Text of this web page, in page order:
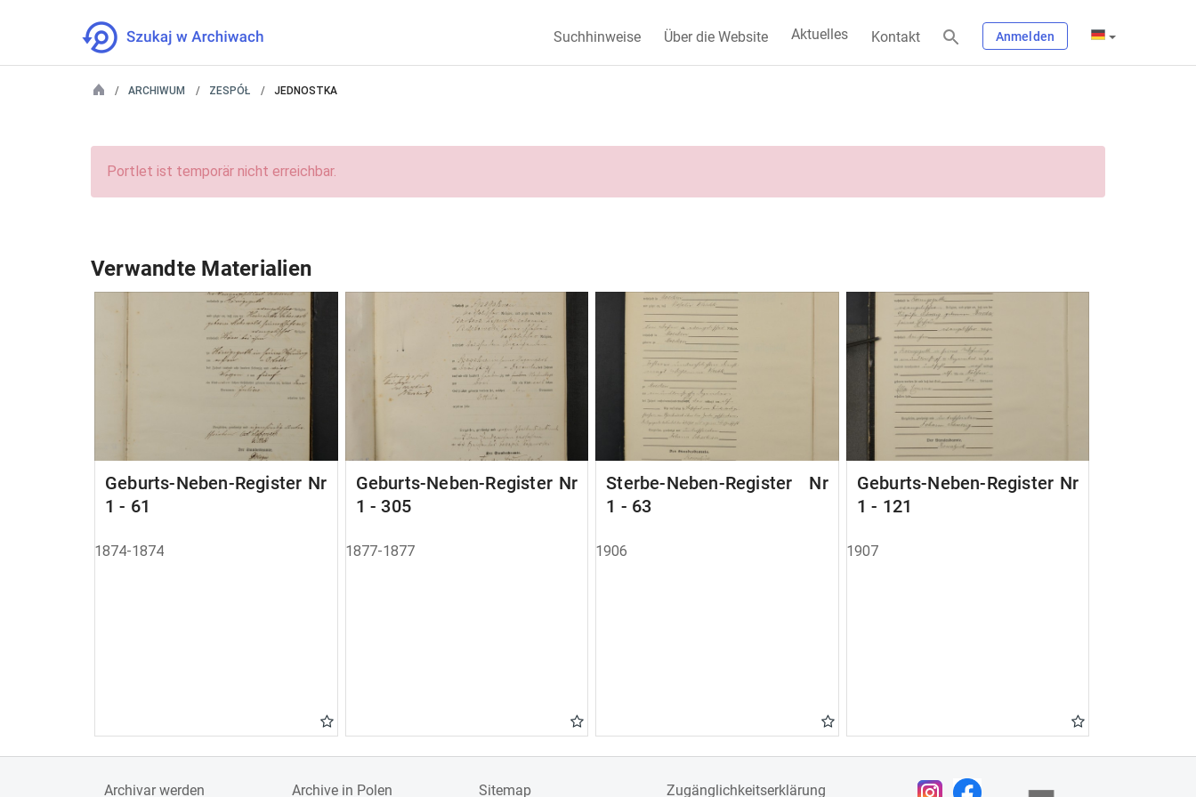
Suchhinweise Über die Website Aktuelles Kontakt Anmelden
ARCHIWUM ZESPÓŁ JEDNOSTKA
Portlet ist temporär nicht erreichbar.
Verwandte Materialien
Geburts-Neben-Register Nr
1 - 61
1874-1874
Geburts-Neben-Register Nr
1 - 305
1877-1877
Sterbe-Neben-Register Nr
1 - 63
1906
Geburts-Neben-Register Nr
1 - 121
1907
Archivar werden Archive in Polen Sitemap Zugänglichkeitserklärung